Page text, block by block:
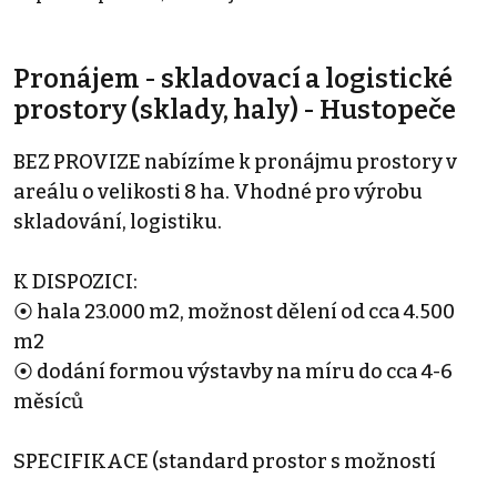
Pronájem - skladovací a logistické
prostory (sklady, haly) - Hustopeče
BEZ PROVIZE nabízíme k pronájmu prostory v
areálu o velikosti 8 ha. Vhodné pro výrobu
skladování, logistiku.
K DISPOZICI:
⦿ hala 23.000 m2, možnost dělení od cca 4.500
m2
⦿ dodání formou výstavby na míru do cca 4-6
měsíců
SPECIFIKACE (standard prostor s možností